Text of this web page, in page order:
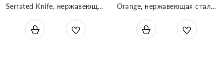
Serrated Knife, нержавеющая
оранжевый. 13131
Orange, нержавеющая сталь,